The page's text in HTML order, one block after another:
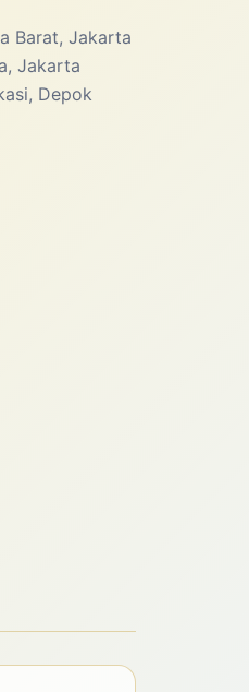
Barat, Jakarta
Jakarta
Depok